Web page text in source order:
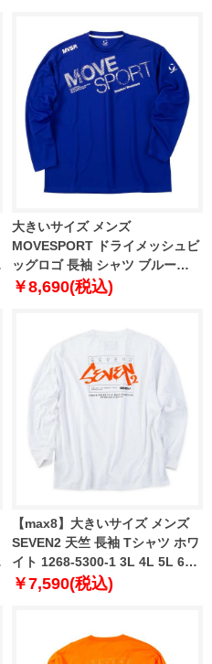
大きいサイズ メンズ
MOVESPORT ドライメッシュビ
ッグロゴ 長袖 シャツ ブルー
1278-5320-3 3L 4L 5L 6L
￥8,690(税込)
【max8】大きいサイズ メンズ
SEVEN2 天竺 長袖 Tシャツ ホワ
イト 1268-5300-1 3L 4L 5L 6L
8L
￥7,590(税込)